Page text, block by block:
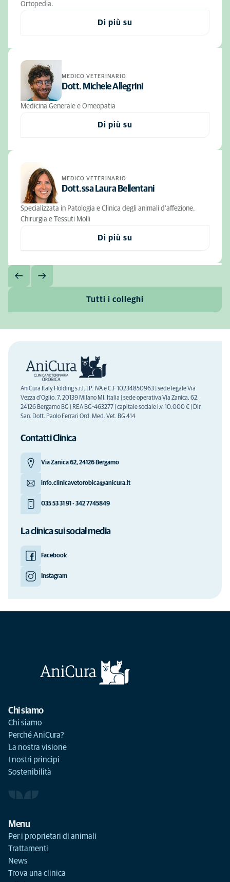
Ortopedia.
Di più su
MEDICO VETERINARIO
Dott. Michele Allegrini
Medicina Generale e Omeopatia
Di più su
MEDICO VETERINARIO
Dott.ssa Laura Bellentani
Specializzata in Patologia e Clinica degli animali d'affezione.
Chirurgia e Tessuti Molli
Di più su
Tutti i colleghi
AniCura Italy Holding s.r.l. | P. IVA e C.F 10234850963 | sede legale Via
Vezza d'Oglio, 7, 20139 Milano MI, Italia | sede operativa Via Zanica, 62,
24126 Bergamo BG | REA BG-463277 | capitale sociale i.v. 10.000 € | Dir.
San. Dott. Paolo Ferrari Ord. Med. Vet. BG 414
Contatti Clinica
Via Zanica 62, 24126 Bergamo
info.clinicavetorobica@anicura.it
035 53 31 91 - 342 7745849
La clinica sui social media
Facebook
Instagram
Chi siamo
Chi siamo
Perché AniCura?
La nostra visione
I nostri principi
Sostenibilità
Menu
Per i proprietari di animali
Trattamenti
News
Trova una clinica